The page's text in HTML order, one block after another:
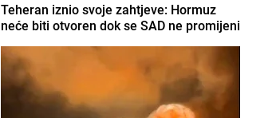
Teheran iznio svoje zahtjeve: Hormuz
neće biti otvoren dok se SAD ne promijeni